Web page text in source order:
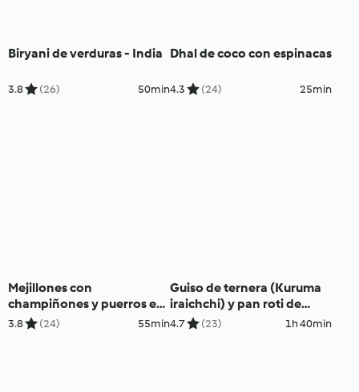
Biryani de verduras - India
3.8 (26) 50min
Dhal de coco con espinacas
4.3 (24) 25min
Mejillones con
champiñones y puerros en
salsa
3.8 (24) 55min
Guiso de ternera (Kuruma
iraichchi) y pan roti de
coco - Sri Lanka
4.7 (23) 1h 40min